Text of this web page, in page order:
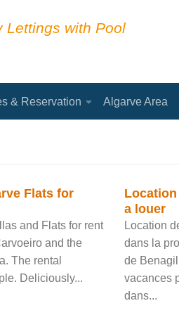
Lettings with Pool
& Reservation Algarve Area
Flats for
and Flats for rent
and the
The rental
Deliciously...
a louer
Location
dans la
de
vacances
dans...